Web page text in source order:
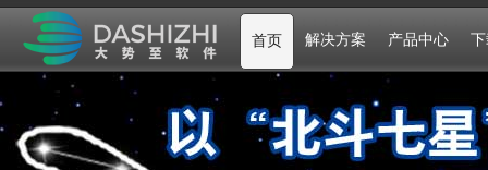
首页 解决方案 产品中心